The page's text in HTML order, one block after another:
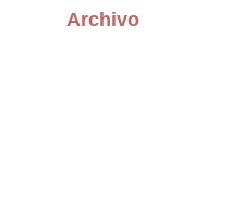
Archivo